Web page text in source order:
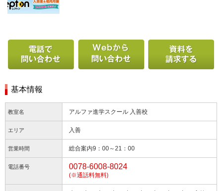
基本情報
教室名 アルファ進学スクール 入善校
エリア 入善
営業時間 総合案内9：00～21：00
電話番号 0078-6008-8024
(※通話料無料)